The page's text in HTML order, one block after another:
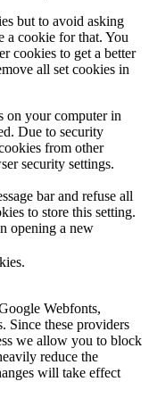
but to avoid asking
a cookie for that. You
cookies to get a better
all set cookies in
on your computer in
Due to security
from other
security settings.
bar and refuse all
to store this setting.
opening a new
Webfonts,
Since these providers
we allow you to block
reduce the
will take effect